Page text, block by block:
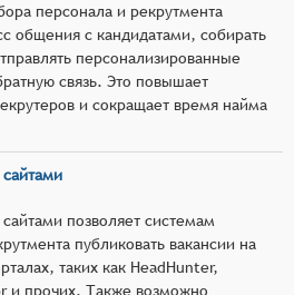
персонала и рекрутмента
общения с кандидатами, собирать
персонализированные
связь. Это повышает
и сокращает время найма
позволяет системам
публиковать вакансии на
таких как HeadHunter,
и прочих. Также возможно